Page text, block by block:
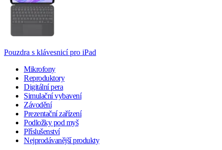
Pouzdra s klávesnicí pro iPad
Mikrofony
Reproduktory
Digitální pera
Simulační vybavení
Závodění
Prezentační zařízení
Podložky pod myš
Příslušenství
Nejprodávanější produkty